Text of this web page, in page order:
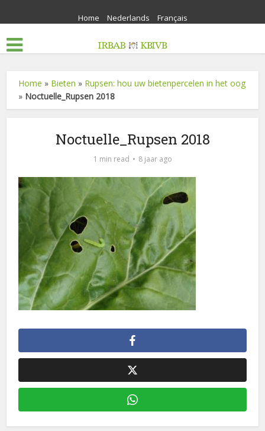
Home Nederlands Français
Home » Bieten » Rupsen: hou uw bietenpercelen in het oog
» Noctuelle_Rupsen 2018
Noctuelle_Rupsen 2018
1 min read 8 jaar ago